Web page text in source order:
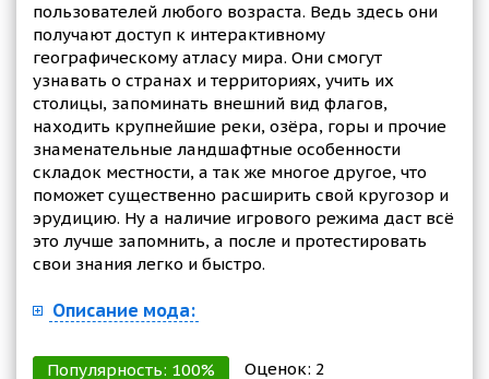
пользователей любого возраста. Ведь здесь они
получают доступ к интерактивному
географическому атласу мира. Они смогут
узнавать о странах и территориях, учить их
столицы, запоминать внешний вид флагов,
находить крупнейшие реки, озёра, горы и прочие
знаменательные ландшафтные особенности
складок местности, а так же многое другое, что
поможет существенно расширить свой кругозор и
эрудицию. Ну а наличие игрового режима даст всё
это лучше запомнить, а после и протестировать
свои знания легко и быстро.
Описание мода:
Популярность: 100% Оценок: 2